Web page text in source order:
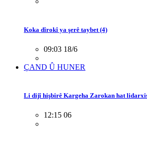
Koka dîrokî ya şerê taybet (4)
09:03 18/6
ÇAND Û HUNER
Li dijî hişbirê Kargeha Zarokan hat
12:15 06